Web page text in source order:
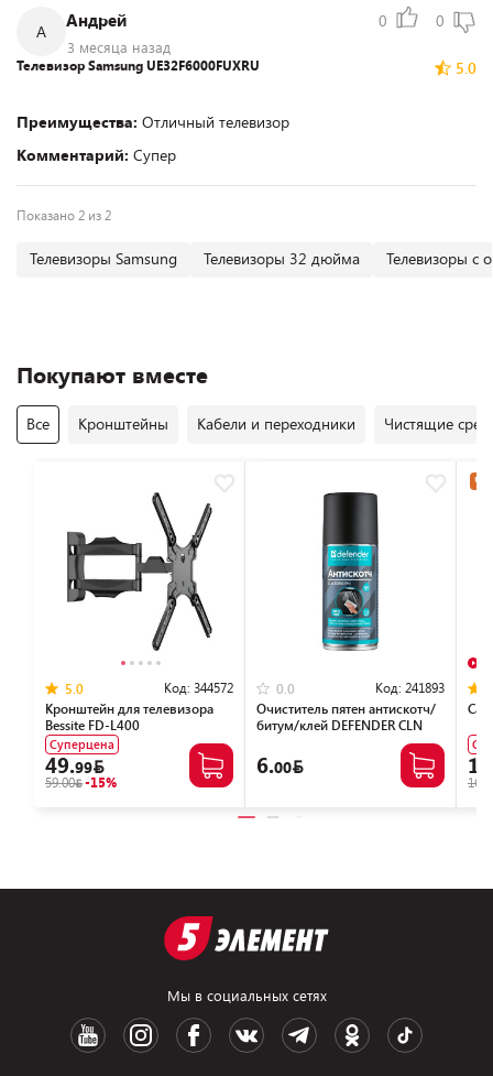
А
Андрей
3 месяца назад
0 0
5.0
Телевизор Samsung UE32F6000FUXRU
Преимущества: Отличный телевизор
Комментарий: Супер
Показано 2 из 2
Телевизоры Samsung Телевизоры 32 дюйма Телевизоры с
Покупают вместе
Все Кронштейны Кабели и переходники Чистящие
5.0 Код: 344572
Кронштейн для телевизора
Bessite FD-L400
Суперцена
49.99
59.00 -15%
0.0 Код: 241893
Очиститель пятен антискотч/
битум/клей DEFENDER CLN
6.00
Мы в социальных сетях